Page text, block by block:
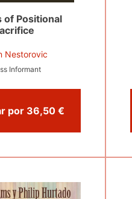
of Positional
Nestorovic
Informant
Comprar por 36,50 €